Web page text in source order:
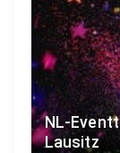
NL-
Lausitz